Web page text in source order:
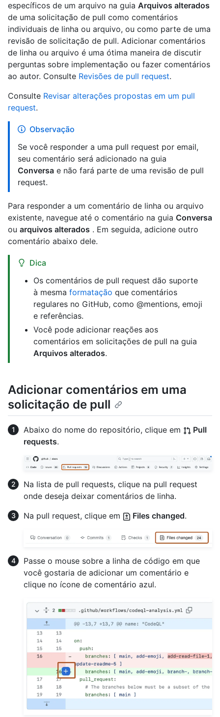
específicos de um arquivo na guia Arquivos alterados
de uma solicitação de pull como comentários
individuais de linha ou arquivo, ou como parte de uma
revisão de solicitação de pull. Adicionar comentários
de linha ou arquivo é uma ótima maneira de discutir
perguntas sobre implementação ou fazer comentários
ao autor. Consulte Revisões de pull request.
Consulte Revisar alterações propostas em um pull
request.
Observação
Se você responder a uma pull request por email,
seu comentário será adicionado na guia
Conversa e não fará parte de uma revisão de pull
request.
Para responder a um comentário de linha ou arquivo
existente, navegue até o comentário na guia Conversa
ou arquivos alterados . Em seguida, adicione outro
comentário abaixo dele.
Dica
Os comentários de pull request dão suporte
à mesma formatação que comentários
regulares no GitHub, como @mentions, emoji
e referências.
Você pode adicionar reações aos
comentários em solicitações de pull na guia
Arquivos alterados.
Adicionar comentários em uma
solicitação de pull
Abaixo do nome do repositório, clique em
Pull
requests.
Na lista de pull requests, clique na pull request
onde deseja deixar comentários de linha.
Na pull request, clique em
Files changed.
Passe o mouse sobre a linha de código em que
você gostaria de adicionar um comentário e
clique no ícone de comentário azul.